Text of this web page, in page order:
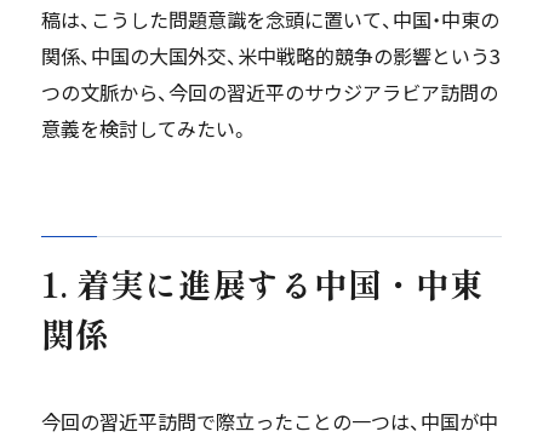
稿は、こうした問題意識を念頭に置いて、中国・中東の
関係、中国の大国外交、米中戦略的競争の影響という3
つの文脈から、今回の習近平のサウジアラビア訪問の
意義を検討してみたい。
1. 着実に進展する中国・中東
関係
今回の習近平訪問で際立ったことの一つは、中国が中